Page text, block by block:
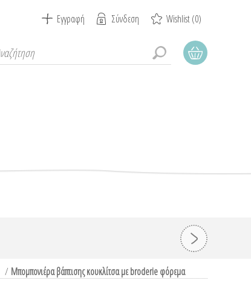
Εγγραφή Σύνδεση Wishlist(0)
/ Μπομπονιέρα βάπτισης κουκλίτσα με broderie φόρεμα